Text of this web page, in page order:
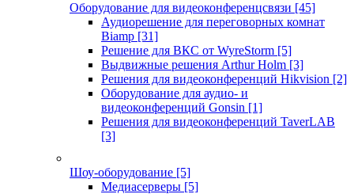
Оборудование для видеоконференцсвязи [45]
Аудиорешение для переговорных комнат
Biamp [31]
Решение для ВКС от WyreStorm [5]
Выдвижные решения Arthur Holm [3]
Решения для видеоконференций Hikvision [2]
Оборудование для аудио- и
видеоконференций Gonsin [1]
Решения для видеоконференций TaverLAB
[3]
Шоу-оборудование [5]
Медиасерверы [5]